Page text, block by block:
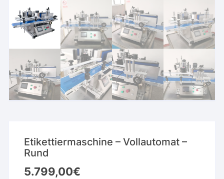
Etikettiermaschine – Vollautomat –
Rund
5.799,00€